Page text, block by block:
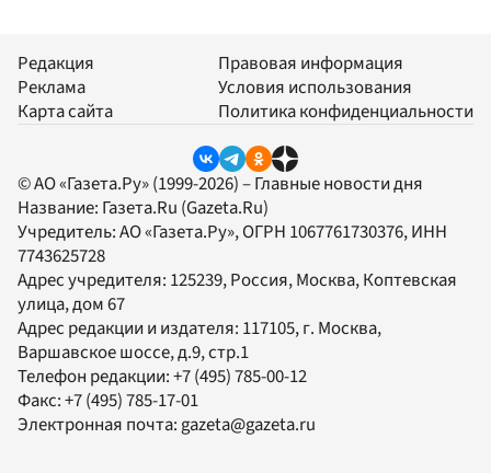
Редакция
Реклама
Карта сайта
Правовая информация
Условия использования
Политика конфиденциальности
© АО «Газета.Ру» (1999-2026) – Главные новости дня
Название: Газета.Ru (Gazeta.Ru)
Учредитель:АО «Газета.Ру», ОГРН 1067761730376, ИНН
7743625728
Адрес учредителя: 125239, Россия, Москва, Коптевская
улица, дом 67
Адрес редакции и издателя: 117105, г. Москва,
Варшавское шоссе, д.9, стр.1
Телефон редакции:+7 (495) 785-00-12
Факс:+7 (495) 785-17-01
Электронная почта:gazeta@gazeta.ru